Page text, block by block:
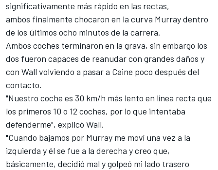
significativamente más rápido en las rectas,
ambos finalmente chocaron en la curva Murray dentro
de los últimos ocho minutos de la carrera.
Ambos coches terminaron en la grava, sin embargo los
dos fueron capaces de reanudar con grandes daños y
con Wall volviendo a pasar a Caine poco después del
contacto.
"Nuestro coche es 30 km/h más lento en línea recta que
los primeros 10 o 12 coches, por lo que intentaba
defenderme", explicó Wall.
"Cuando bajamos por Murray me moví una vez a la
izquierda y él se fue a la derecha y creo que,
básicamente, decidió mal y golpeó mi lado trasero